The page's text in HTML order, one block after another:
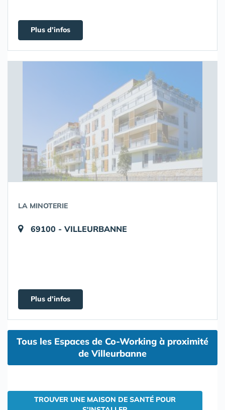
Plus d'infos
LA MINOTERIE
69100 - VILLEURBANNE
Plus d'infos
Tous les Espaces de Co-Working à proximité
de Villeurbanne
TROUVER UNE MAISON DE SANTÉ POUR